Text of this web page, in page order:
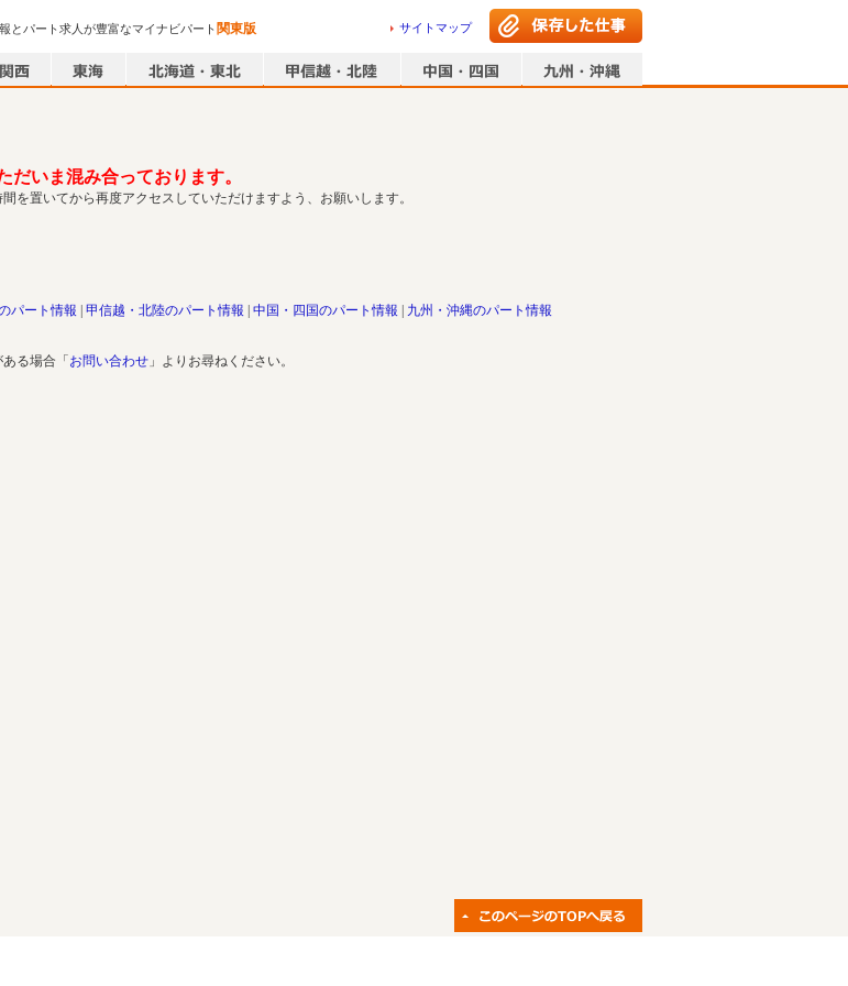
とパート求人が豊富なマイナビパート 関東版 サイトマップ
だいま混み合っております。
を置いてから再度アクセスしていただけますよう、お願いします。
パート情報 甲信越・北陸のパート情報 中国・四国のパート情報 九州・沖縄のパート情報
る場合「 お問い合わせ 」よりお尋ねください。